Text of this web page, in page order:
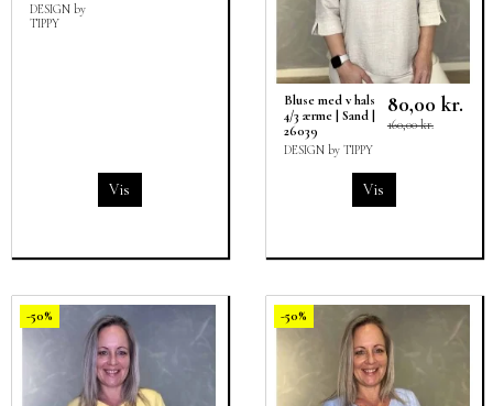
DESIGN by
TIPPY
Vis
Bluse med v hals
4/3 ærme | Sand |
26039
DESIGN by TIPPY
80,00 kr.
160,00 kr.
Vis
-50% -50%